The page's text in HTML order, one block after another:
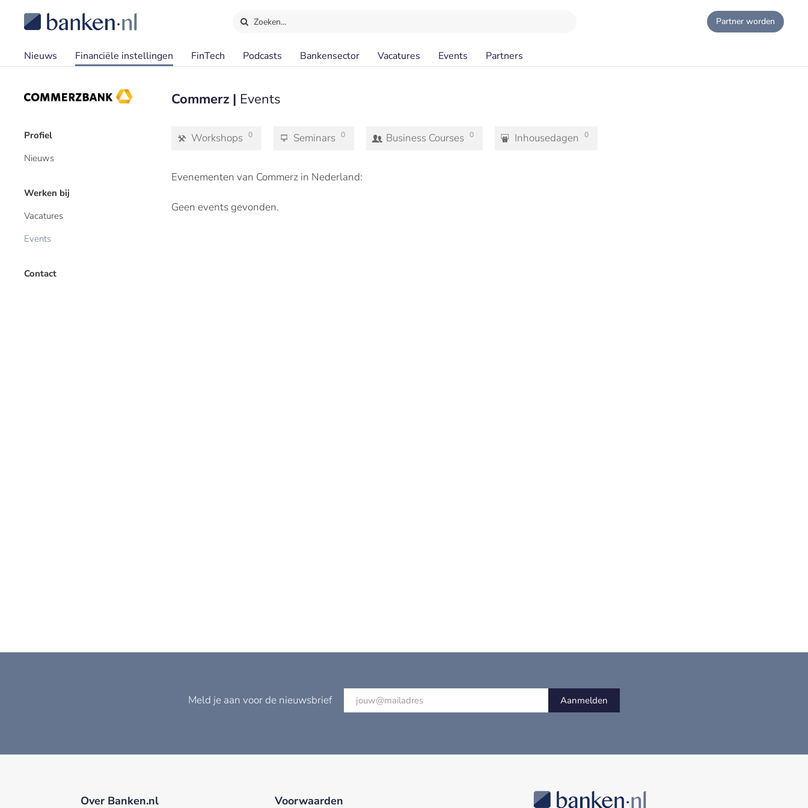
Zoeken… Partner worden
Nieuws Financiële instellingen FinTech Podcasts Bankensector Vacatures Events Partners
Profiel
Nieuws
Werken bij
Vacatures
Events
Contact
Commerz | Events
Workshops 0 Seminars 0 Business Courses 0 Inhousedagen 0
Evenementen van Commerz in Nederland:
Geen events gevonden.
Meld je aan voor de nieuwsbrief Aanmelden
Over Banken.nl Voorwaarden